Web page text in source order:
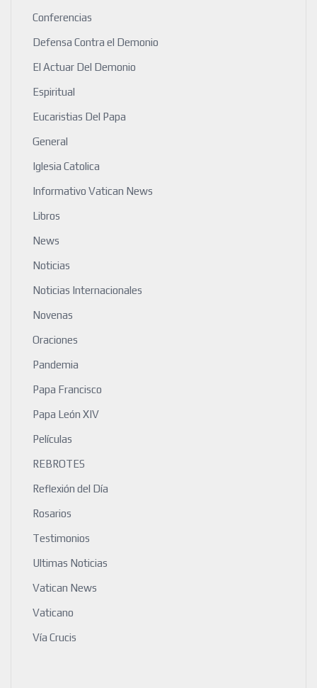
Conferencias
Defensa Contra el Demonio
El Actuar Del Demonio
Espiritual
Eucaristias Del Papa
General
Iglesia Catolica
Informativo Vatican News
Libros
News
Noticias
Noticias Internacionales
Novenas
Oraciones
Pandemia
Papa Francisco
Papa León XIV
Películas
REBROTES
Reflexión del Día
Rosarios
Testimonios
Ultimas Noticias
Vatican News
Vaticano
Vía Crucis